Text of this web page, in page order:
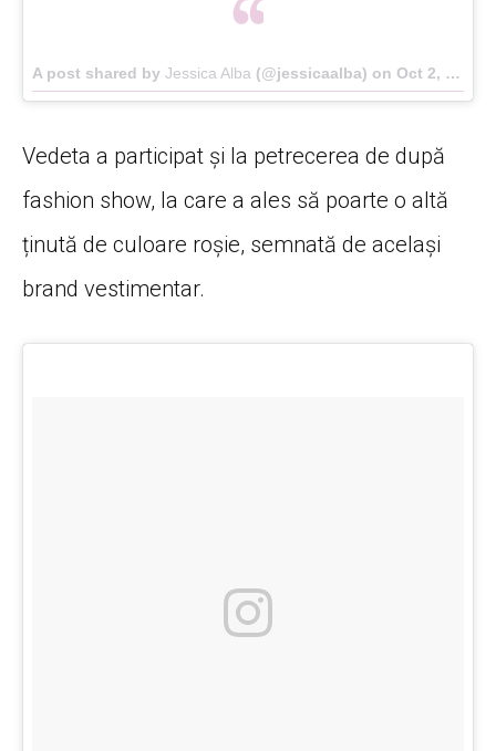
A post shared by Jessica Alba (@jessicaalba) on Oct 2, 2016 at 5:59am PDT
Vedeta a participat și la petrecerea de după
fashion show, la care a ales să poarte o altă
ținută de culoare roșie, semnată de același
brand vestimentar.